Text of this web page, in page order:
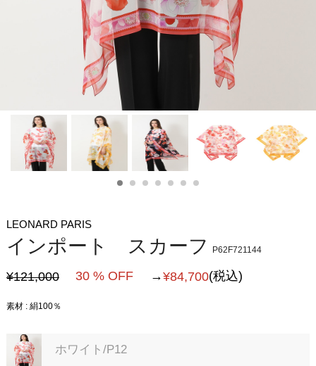
LEONARD PARIS
インポート スカーフ P62F721144
¥121,000 30 % OFF →¥84,700(税込)
素材 : 絹100％
ホワイト/P12